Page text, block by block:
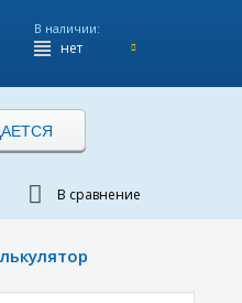
В наличии:
нет
В сравнение